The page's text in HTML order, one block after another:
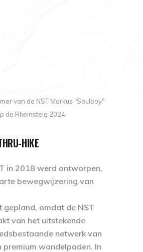
van de NST Markus "Soulboy"
de Rheinsteig 2024
HIKE
in 2018 werd ontworpen,
bewegwijzering van
gepland, omdat de NST
van het uitstekende
netwerk van
wandelpaden. In